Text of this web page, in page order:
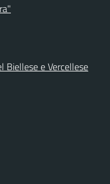
Biellese e Vercellese